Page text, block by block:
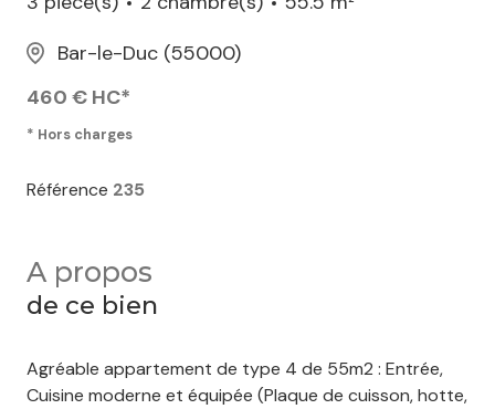
Bar-le-Duc (55000)
460 € HC*
* Hors charges
Référence 235
A propos
de ce bien
Agréable appartement de type 4 de 55m2 : Entrée,
Cuisine moderne et équipée (Plaque de cuisson, hotte,